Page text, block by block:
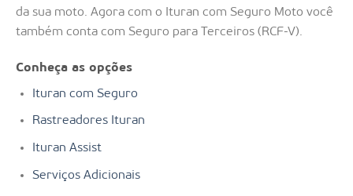
da sua moto. Agora com o Ituran com Seguro Moto você
também conta com Seguro para Terceiros (RCF-V).
Conheça as opções
Ituran com Seguro
Rastreadores Ituran
Ituran Assist
Serviços Adicionais